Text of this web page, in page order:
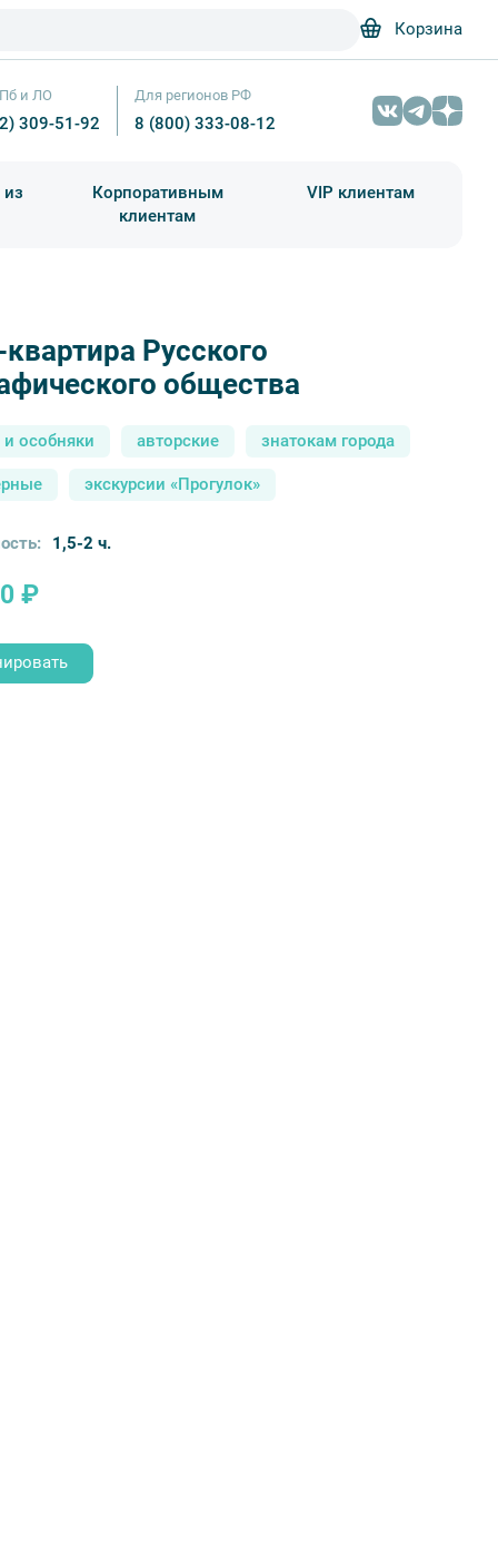
Корзина
и ЛО
309-51-92
Для регионов РФ
8 (800) 333-08-12
Корпоративным
клиентам
VIP клиентам
Русского
общества
Интерьер штаба – Anastasiya Lvova
особняки авторские знатокам города
экскурсии «Прогулок»
₽
1,5-2 ч.